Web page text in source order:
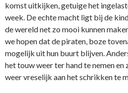
komst uitkijken, getuige het
week. De echte macht ligt bij de
de wereld net zo mooi kunnen
we hopen dat de piraten, boze
mogelijk uit hun buurt blijven.
het touw weer ter hand te nemen en
weer vreselijk aan het schrikken te